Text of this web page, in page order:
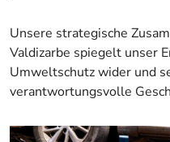
Unsere strategische
Valdizarbe spiegelt unser
Umweltschutz wider und
verantwortungsvolle